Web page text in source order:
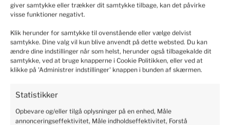
giver samtykke eller trækker dit samtykke tilbage, kan det påvirke
visse funktioner negativt.
Klik herunder for samtykke til ovenstående eller vælge delvist
samtykke. Dine valg vil kun blive anvendt på dette websted. Du kan
ændre dine indstillinger når som helst, herunder også tilbagekalde dit
samtykke, ved at bruge knapperne i Cookie Politikken, eller ved at
klikke på 'Administrer indstillinger' knappen i bunden af skærmen.
Statistikker
Opbevare og/eller tilgå oplysninger på en enhed, Måle
annonceringseffektivitet, Måle indholdseffektivitet, Forstå
How do we collect reviews?
Marianne
5
2024-06-10